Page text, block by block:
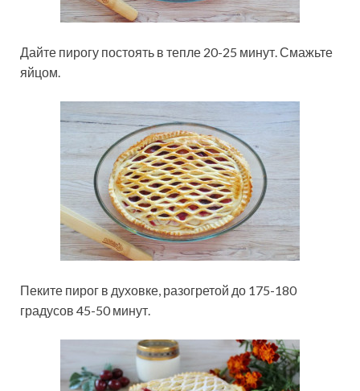
Дайте пирогу постоять в тепле 20-25 минут. Смажьте
яйцом.
Пеките пирог в духовке, разогретой до 175-180
градусов 45-50 минут.